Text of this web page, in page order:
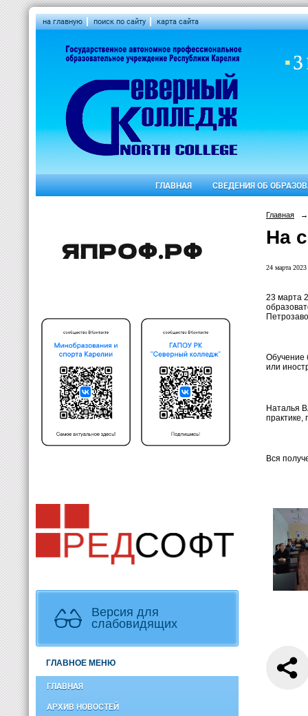
на главную поиск по сайту карта сайта
ГЛАВНАЯ СВЕДЕНИЯ ОБ
Версия для
слабовидящих
ГЛАВНОЕ МЕНЮ
ГЛАВНАЯ
АРХИВ НОВОСТЕЙ
Главная →
На
24 марта 2023
23 марта
Обучение
или
Наталья
практике,
Вся